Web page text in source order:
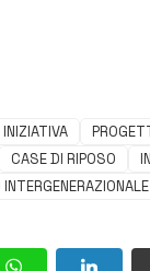
INIZIATIVA
CASE DI RIPOSO